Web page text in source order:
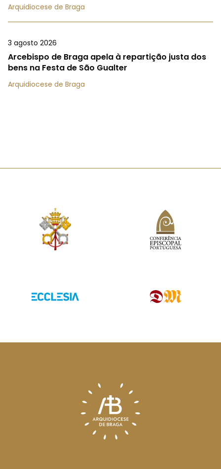
Arquidiocese de Braga
3 agosto 2026
Arcebispo de Braga apela à repartição justa dos
bens na Festa de São Gualter
Arquidiocese de Braga